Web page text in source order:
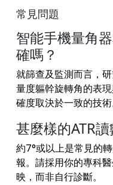
常見問題
智能手機量角
確嗎？
就篩查及監測而言，
量度軀幹旋轉角的表
確度取決於一致的技術
甚麼樣的ATR
約7°或以上是常見的
報。請採用你的專科
映，而非自行診斷。